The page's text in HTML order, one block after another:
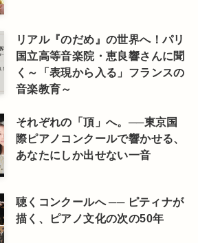
リアル『のだめ』の世界へ！パリ
国立高等音楽院・恵良響さんに聞
く～「表現から入る」フランスの
音楽教育～
それぞれの「頂」へ。──東京国
際ピアノコンクールで響かせる、
あなたにしか出せない一音
聴くコンクールへ ── ピティナが
描く、ピアノ文化の次の50年